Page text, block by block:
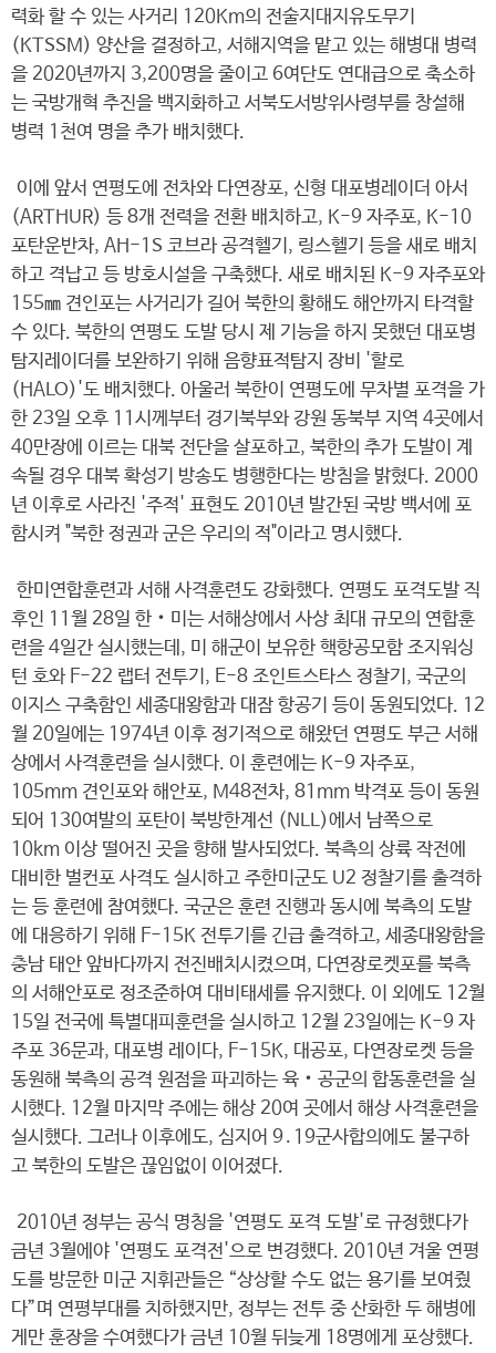
력화 할 수 있는 사거리 120Km의 전술지대지유도무기
(KTSSM) 양산을 결정하고, 서해지역을 맡고 있는 해병대 병력
을 2020년까지 3,200명을 줄이고 6여단도 연대급으로 축소하
는 국방개혁 추진을 백지화하고 서북도서방위사령부를 창설해
병력 1천여 명을 추가 배치했다.
이에 앞서 연평도에 전차와 다연장포, 신형 대포병레이더 아서
(ARTHUR) 등 8개 전력을 전환 배치하고, K-9 자주포, K-10
포탄운반차, AH-1S 코브라 공격헬기, 링스헬기 등을 새로 배치
하고 격납고 등 방호시설을 구축했다. 새로 배치된 K-9 자주포와
155㎜ 견인포는 사거리가 길어 북한의 황해도 해안까지 타격할
수 있다. 북한의 연평도 도발 당시 제 기능을 하지 못했던 대포병
탐지레이더를 보완하기 위해 음향표적탐지 장비 '할로
(HALO)'도 배치했다. 아울러 북한이 연평도에 무차별 포격을 가
한 23일 오후 11시께부터 경기북부와 강원 동북부 지역 4곳에서
40만장에 이르는 대북 전단을 살포하고, 북한의 추가 도발이 계
속될 경우 대북 확성기 방송도 병행한다는 방침을 밝혔다. 2000
년 이후로 사라진 '주적' 표현도 2010년 발간된 국방 백서에 포
함시켜 "북한 정권과 군은 우리의 적"이라고 명시했다.
한미연합훈련과 서해 사격훈련도 강화했다. 연평도 포격도발 직
후인 11월 28일 한‧미는 서해상에서 사상 최대 규모의 연합훈
련을 4일간 실시했는데, 미 해군이 보유한 핵항공모함 조지워싱
턴 호와 F-22 랩터 전투기, E-8 조인트스타스 정찰기, 국군의
이지스 구축함인 세종대왕함과 대잠 항공기 등이 동원되었다. 12
월 20일에는 1974년 이후 정기적으로 해왔던 연평도 부근 서해
상에서 사격훈련을 실시했다. 이 훈련에는 K-9 자주포,
105mm 견인포와 해안포, M48전차, 81mm 박격포 등이 동원
되어 130여발의 포탄이 북방한계선 (NLL)에서 남쪽으로
10km 이상 떨어진 곳을 향해 발사되었다. 북측의 상륙 작전에
대비한 벌컨포 사격도 실시하고 주한미군도 U2 정찰기를 출격하
는 등 훈련에 참여했다. 국군은 훈련 진행과 동시에 북측의 도발
에 대응하기 위해 F-15K 전투기를 긴급 출격하고, 세종대왕함을
충남 태안 앞바다까지 전진배치시켰으며, 다연장로켓포를 북측
의 서해안포로 정조준하여 대비태세를 유지했다. 이 외에도 12월
15일 전국에 특별대피훈련을 실시하고 12월 23일에는 K-9 자
주포 36문과, 대포병 레이다, F-15K, 대공포, 다연장로켓 등을
동원해 북측의 공격 원점을 파괴하는 육‧공군의 합동훈련을 실
시했다. 12월 마지막 주에는 해상 20여 곳에서 해상 사격훈련을
실시했다. 그러나 이후에도, 심지어 9․19군사합의에도 불구하
고 북한의 도발은 끊임없이 이어졌다.
2010년 정부는 공식 명칭을 '연평도 포격 도발'로 규정했다가
금년 3월에야 '연평도 포격전'으로 변경했다. 2010년 겨울 연평
도를 방문한 미군 지휘관들은 “상상할 수도 없는 용기를 보여줬
다”며 연평부대를 치하했지만, 정부는 전투 중 산화한 두 해병에
게만 훈장을 수여했다가 금년 10월 뒤늦게 18명에게 포상했다.